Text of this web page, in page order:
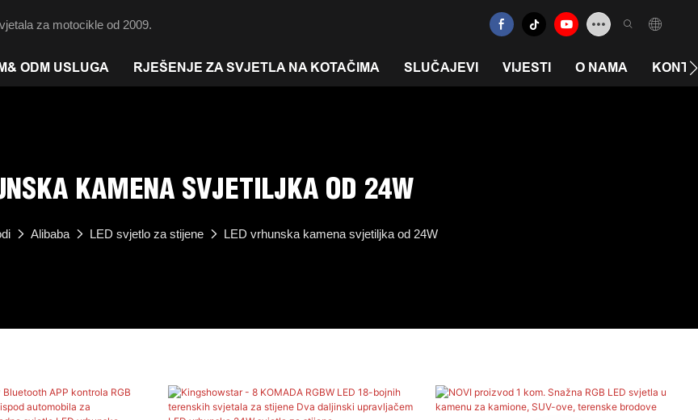
za motocikle od 2009.
ODM USLUGA RJEŠENJE ZA SVJETLA NA KOTAČIMA SLUČAJEVI VIJESTI O NAMA
KAMENA SVJETILJKA OD 24W
Alibaba LED svjetlo za stijene LED vrhunska kamena svjetiljka od 24W